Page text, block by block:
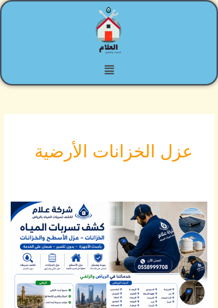
تخطي
القائمة
عزل الخزانات الأرضية
شركة
كشف
تسربات
المياه
بالرياض
0558999708